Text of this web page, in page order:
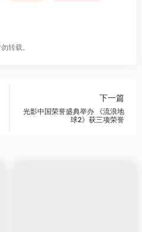
转载。
下一篇
光影中国荣誉盛典举办 《流浪地
球2》获三项荣誉